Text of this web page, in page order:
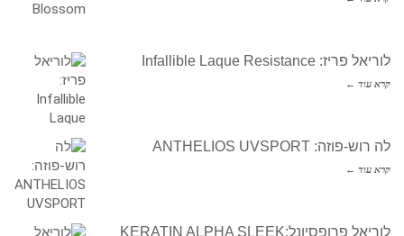
לוריאל פריז: Infallible Laque Resistance
קרא עוד ←
לה רוש-פוזה: ANTHELIOS UVSPORT
קרא עוד ←
לוריאל פרופסיונל:KERATIN ALPHA SLEEK